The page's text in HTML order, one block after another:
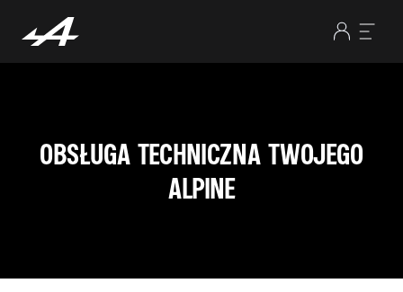
OBSŁUGA TECHNICZNA TWOJEGO
ALPINE